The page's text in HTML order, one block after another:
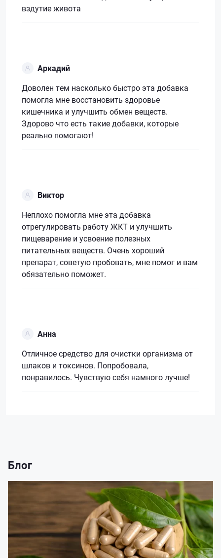
вздутие живота
Аркадий
Доволен тем насколько быстро эта добавка
помогла мне восстановить здоровье
кишечника и улучшить обмен веществ.
Здорово что есть такие добавки, которые
реально помогают!
Виктор
Неплохо помогла мне эта добавка
отрегулировать работу ЖКТ и улучшить
пищеварение и усвоение полезных
питательных веществ. Очень хороший
препарат, советую пробовать, мне помог и вам
обязательно поможет.
Анна
Отличное средство для очистки организма от
шлаков и токсинов. Попробовала,
понравилось. Чувствую себя намного лучше!
Блог